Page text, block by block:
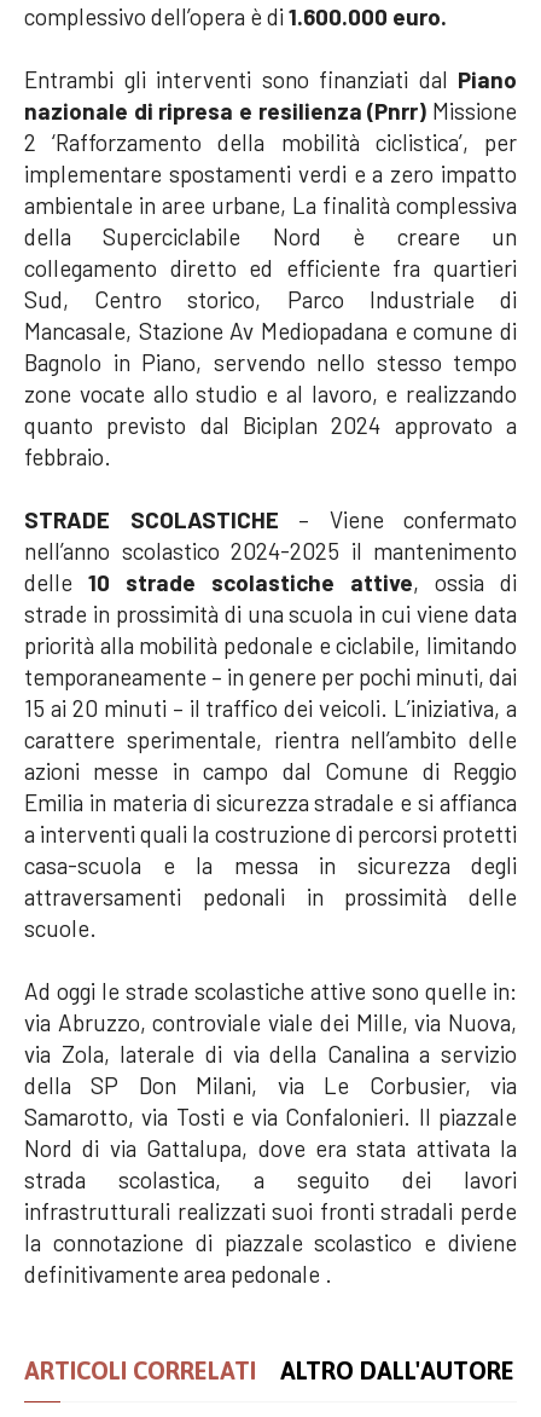
complessivo dell’opera è di 1.600.000 euro.
Entrambi gli interventi sono finanziati dal Piano
nazionale di ripresa e resilienza (Pnrr) Missione
2 ‘Rafforzamento della mobilità ciclistica’, per
implementare spostamenti verdi e a zero impatto
ambientale in aree urbane, La finalità complessiva
della Superciclabile Nord è creare un
collegamento diretto ed efficiente fra quartieri
Sud, Centro storico, Parco Industriale di
Mancasale, Stazione Av Mediopadana e comune di
Bagnolo in Piano, servendo nello stesso tempo
zone vocate allo studio e al lavoro, e realizzando
quanto previsto dal Biciplan 2024 approvato a
febbraio.
STRADE SCOLASTICHE – Viene confermato
nell’anno scolastico 2024-2025 il mantenimento
delle 10 strade scolastiche attive, ossia di
strade in prossimità di una scuola in cui viene data
priorità alla mobilità pedonale e ciclabile, limitando
temporaneamente – in genere per pochi minuti, dai
15 ai 20 minuti – il traffico dei veicoli. L’iniziativa, a
carattere sperimentale, rientra nell’ambito delle
azioni messe in campo dal Comune di Reggio
Emilia in materia di sicurezza stradale e si affianca
a interventi quali la costruzione di percorsi protetti
casa-scuola e la messa in sicurezza degli
attraversamenti pedonali in prossimità delle
scuole.
Ad oggi le strade scolastiche attive sono quelle in:
via Abruzzo, controviale viale dei Mille, via Nuova,
via Zola, laterale di via della Canalina a servizio
della SP Don Milani, via Le Corbusier, via
Samarotto, via Tosti e via Confalonieri. Il piazzale
Nord di via Gattalupa, dove era stata attivata la
strada scolastica, a seguito dei lavori
infrastrutturali realizzati suoi fronti stradali perde
la connotazione di piazzale scolastico e diviene
definitivamente area pedonale .
ARTICOLI CORRELATI ALTRO DALL'AUTORE